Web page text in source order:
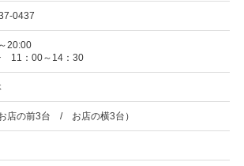
0437
20:00
11：00～14：30
店の前3台 / お店の横3台）